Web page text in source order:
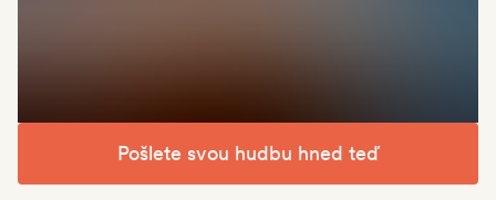
Pošlete svou hudbu hned teď